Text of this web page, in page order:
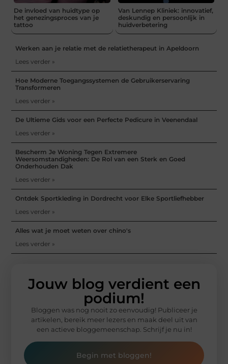
De invloed van huidtype op
het genezingsproces van je
tattoo
Van Lennep Kliniek: innovatief,
deskundig en persoonlijk in
huidverbetering
Werken aan je relatie met de relatietherapeut in Apeldoorn
Lees verder »
Hoe Moderne Toegangssystemen de Gebruikerservaring
Transformeren
Lees verder »
De Ultieme Gids voor een Perfecte Pedicure in Veenendaal
Lees verder »
Bescherm Je Woning Tegen Extremere
Weersomstandigheden: De Rol van een Sterk en Goed
Onderhouden Dak
Lees verder »
Ontdek Sportkleding in Dordrecht voor Elke Sportliefhebber
Lees verder »
Alles wat je moet weten over chino's
Lees verder »
Jouw blog verdient een
podium!
Bloggen was nog nooit zo eenvoudig! Publiceer je
artikelen, bereik meer lezers en maak deel uit van
een actieve bloggemeenschap. Schrijf je nu in!
Begin met bloggen!